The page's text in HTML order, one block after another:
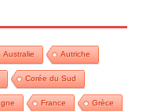
Australie Autriche
Corée du Sud
France Grèce